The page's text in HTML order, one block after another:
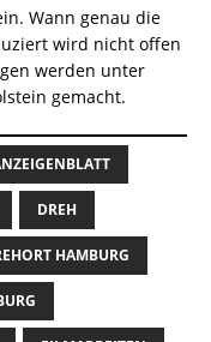
Wann genau die
wird nicht offen
werden unter
gemacht.
DREH
HAMBURG